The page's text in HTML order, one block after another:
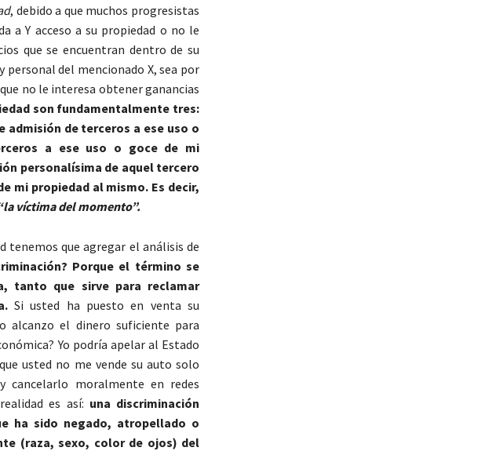
, debido a que muchos progresistas
a Y acceso a su propiedad o no le
que se encuentran dentro de su
del mencionado X, sea por
no le interesa obtener ganancias
son fundamentalmente tres:
admisión de terceros a ese uso o
a ese uso o goce de mi
personalísima de aquel tercero
mi propiedad al mismo. Es decir,
víctima del momento”.
tenemos que agregar el análisis de
Porque el término se
tanto que sirve para reclamar
Si usted ha puesto en venta su
alcanzo el dinero suficiente para
Yo podría apelar al Estado
usted no me vende su auto solo
cancelarlo moralmente en redes
es así: una discriminación
ha sido negado, atropellado o
(raza, sexo, color de ojos) del